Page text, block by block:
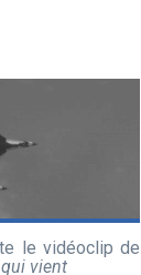
le vidéoclip de
vient